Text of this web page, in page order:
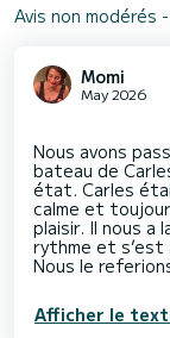
Avis non modérés
Momi
May 2026
Nous avons
bateau de
état. Carles
calme et
plaisir. Il nous
rythme et
Afficher le